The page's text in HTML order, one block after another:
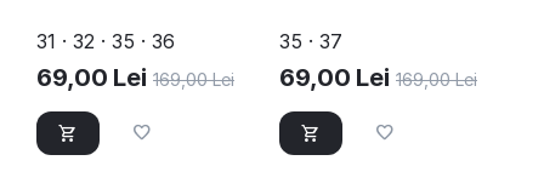
31 · 32 · 35 · 36
69,00 Lei 169,00 Lei
35 · 37
69,00 Lei 169,00 Lei